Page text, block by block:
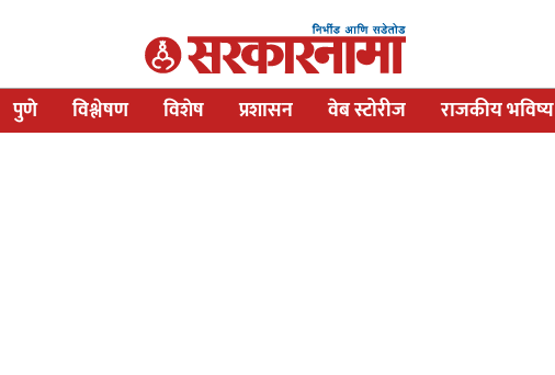
पुणे विश्लेषण विशेष प्रशासन वेब स्टोरीज राजकीय भविष्य